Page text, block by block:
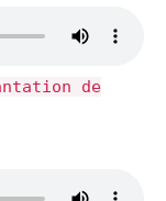
de